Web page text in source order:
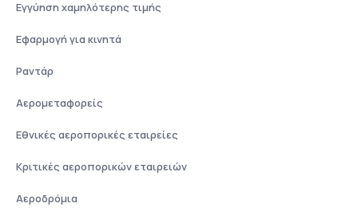
Εγγύηση χαμηλότερης τιμής
Εφαρμογή για κινητά
Ραντάρ
Αερομεταφορείς
Εθνικές αεροπορικές εταιρείες
Κριτικές αεροπορικών εταιρειών
Αεροδρόμια